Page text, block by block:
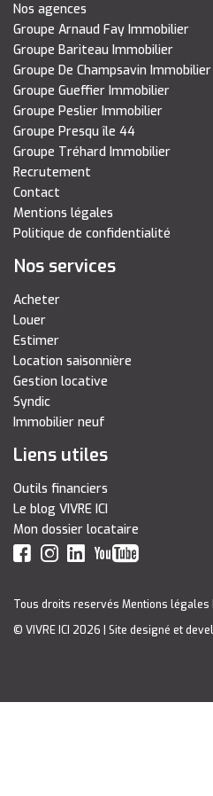
Nos agences
Groupe Arnaud Fay Immobilier
Groupe Bariteau Immobilier
Groupe De Champsavin Immobilier
Groupe Gueffier Immobilier
Groupe Peslier Immobilier
Groupe Presqu île 44
Groupe Tréhard Immobilier
Recrutement
Contact
Mentions légales
Politique de confidentialité
Nos services
Acheter
Louer
Estimer
Location saisonnière
Gestion locative
Syndic
Immobilier neuf
Liens utiles
Outils financiers
Le blog VIVRE ICI
Mon dossier locataire
Tous droits reservés Mentions légales
© VIVRE ICI 2026
| Site designé et